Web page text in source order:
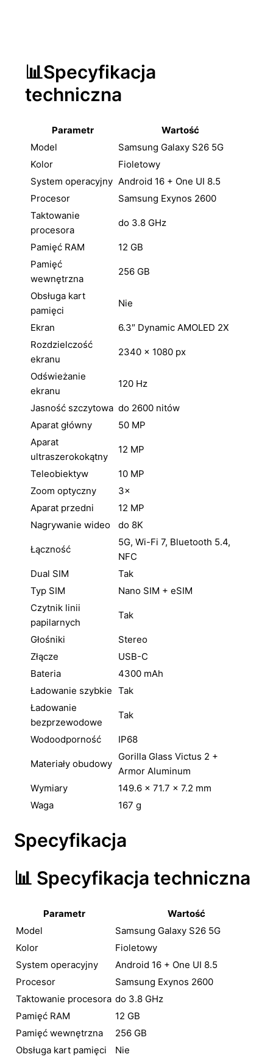
📊Specyfikacja
techniczna
Parametr
Wartość
Model
Samsung Galaxy S26 5G
Kolor
Fioletowy
System operacyjny Android 16 + One UI 8.5
Procesor
Samsung Exynos 2600
Taktowanie
procesora
do 3.8 GHz
Pamięć RAM
12 GB
Pamięć
wewnętrzna
256 GB
Obsługa kart
pamięci
Nie
Ekran
6.3″ Dynamic AMOLED 2X
Rozdzielczość
ekranu
2340 × 1080 px
Odświeżanie
ekranu
120 Hz
Jasność szczytowa do 2600 nitów
Aparat główny
50 MP
Aparat
ultraszerokokątny
12 MP
Teleobiektyw
10 MP
Zoom optyczny
3×
Aparat przedni
12 MP
Nagrywanie wideo
do 8K
Łączność
5G, Wi-Fi 7, Bluetooth 5.4,
NFC
Dual SIM
Tak
Typ SIM
Nano SIM + eSIM
Czytnik linii
papilarnych
Tak
Głośniki
Stereo
Złącze
USB-C
Bateria
4300 mAh
Ładowanie szybkie Tak
Ładowanie
bezprzewodowe
Tak
Wodoodporność IP68
Materiały obudowy
Gorilla Glass Victus 2 +
Armor Aluminum
Wymiary
149.6 × 71.7 × 7.2 mm
Waga
167 g
Specyfikacja
📊 Specyfikacja techniczna
Parametr
Wartość
Model
Samsung Galaxy S26 5G
Kolor
Fioletowy
System operacyjny
Android 16 + One UI 8.5
Procesor
Samsung Exynos 2600
Taktowanie procesora do 3.8 GHz
Pamięć RAM
12 GB
Pamięć wewnętrzna
256 GB
Obsługa kart pamięci
Nie